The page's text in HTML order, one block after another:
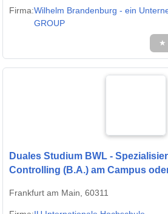
Firma:Wilhelm Brandenburg - ein
GROUP
★
Duales Studium BWL -
Controlling (B.A.) am Campus
Frankfurt am Main, 60311